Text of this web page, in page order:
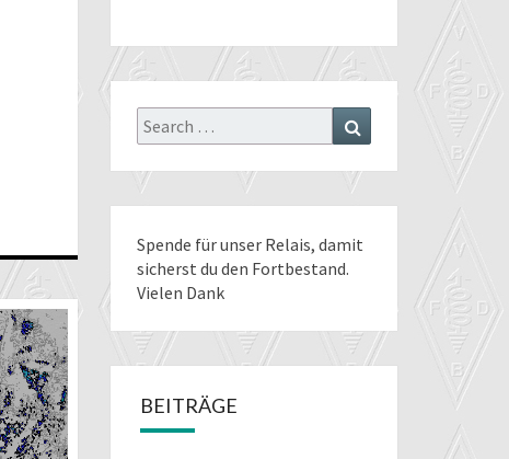
Search
for:
Spende für unser Relais, damit
sicherst du den Fortbestand.
Vielen Dank
BEITRÄGE